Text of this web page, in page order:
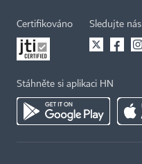
Certifikováno Sledujte nás
Stáhněte si aplikaci HN